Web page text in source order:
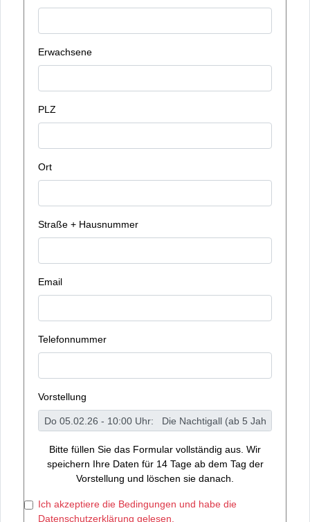
Erwachsene
PLZ
Ort
Straße + Hausnummer
Email
Telefonnummer
Vorstellung
Bitte füllen Sie das Formular vollständig aus. Wir
speichern Ihre Daten für 14 Tage ab dem Tag der
Vorstellung und löschen sie danach.
Ich akzeptiere die Bedingungen und habe die
Datenschutzerklärung gelesen.